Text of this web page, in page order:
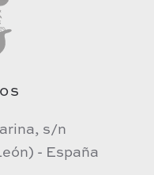
s/n
- España